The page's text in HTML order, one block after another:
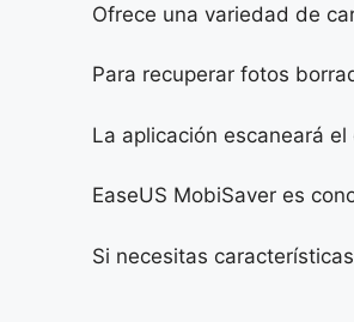
Ofrece una variedad de
Para recuperar fotos
La aplicación escaneará
EaseUS MobiSaver es
Si necesitas